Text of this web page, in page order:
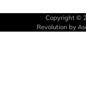
Copyright ©
Revolution by